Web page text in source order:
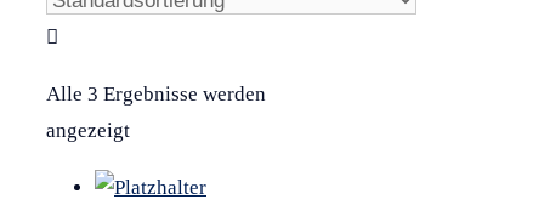
Alle 3 Ergebnisse werden
angezeigt